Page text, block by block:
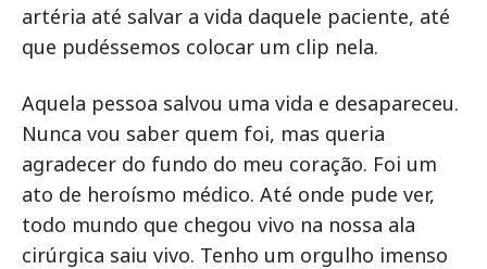
artéria até salvar a vida daquele paciente, até
que pudéssemos colocar um clip nela.
Aquela pessoa salvou uma vida e desapareceu.
Nunca vou saber quem foi, mas queria
agradecer do fundo do meu coração. Foi um
ato de heroísmo médico. Até onde pude ver,
todo mundo que chegou vivo na nossa ala
cirúrgica saiu vivo. Tenho um orgulho imenso